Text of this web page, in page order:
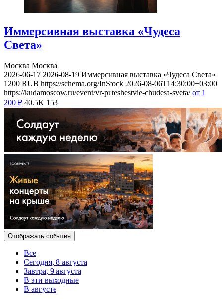
Иммерсивная выставка «Чудеса
Света»
Москва Москва
2026-06-17 2026-08-19 Иммерсивная выставка «Чудеса Света»
1200 RUB https://schema.org/InStock 2026-08-06T14:30:00+03:00
https://kudamoscow.ru/event/vr-puteshestvie-chudesa-sveta/ от 1
200 ₽ 40.5K 153
Отображать события
Все
Сегодня, 8 августа
Завтра, 9 августа
В эти выходные
В августе